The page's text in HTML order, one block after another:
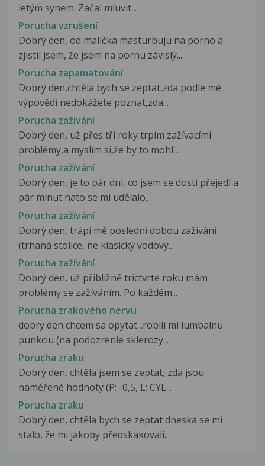
letým synem. Začal mluvit...
Porucha vzrušení
Dobrý den, od malička masturbuju na porno a
zjistil jsem, že jsem na pornu závislý...
Porucha zapamatování
Dobrý den,chtěla bych se zeptat,zda podle mé
výpovědi nedokážete poznat,zda...
Porucha zažívání
Dobrý den, už přes tři roky trpím zažívacími
problémy,a myslím si,že by to mohl...
Porucha zažívání
Dobrý den, je to pár dní, co jsem se dosti přejedl a
pár minut nato se mi udělalo...
Porucha zažívání
Dobrý den, trápí mě poslední dobou zažívání
(trhaná stolice, ne klasický vodový...
Porucha zažívání
Dobrý den, už přibližně trictvrte roku mám
problémy se zažíváním. Po každém...
Porucha zrakového nervu
dobry den chcem sa opytat...robili mi lumbalnu
punkciu (na podozrenie sklerozy...
Porucha zraku
Dobrý den, chtěla jsem se zeptat, zda jsou
naměřené hodnoty (P: -0,5, L: CYL...
Porucha zraku
Dobrý den, chtěla bych se zeptat dneska se mi
stalo, že mi jakoby předskakovali...